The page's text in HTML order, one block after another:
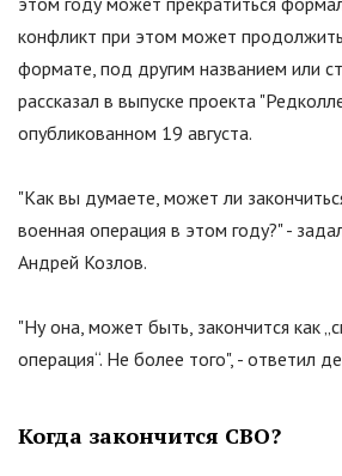
конфликт при этом может
формате, под другим названием или
рассказал в выпуске проекта "
опубликованном 19 августа.
"Как вы думаете, может ли
военная операция в этом году?"-
Андрей Козлов.
"Ну она, может быть, закончится как
операция“. Не более того", - ответил
Когда закончится СВО?